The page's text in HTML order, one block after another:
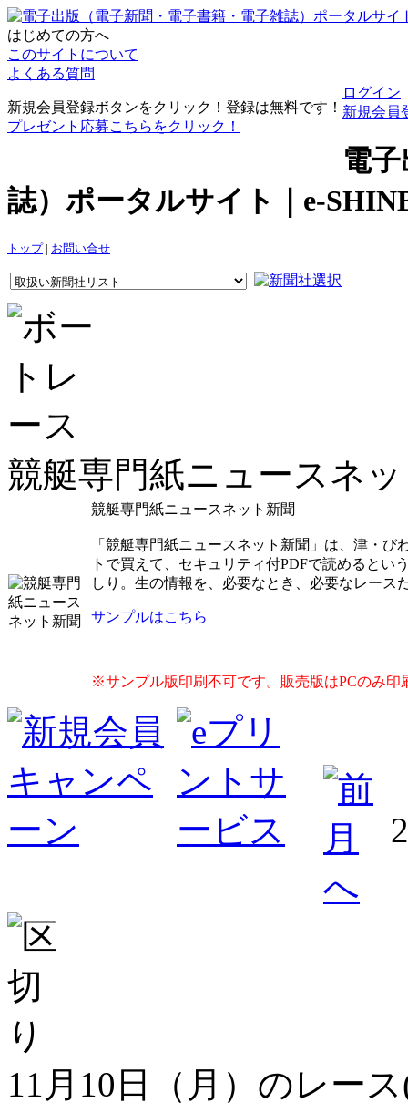
はじめての方へ
このサイトについて
よくある質問
新規会員登録ボタンをクリック！登録は無料です！
プレゼント応募こちらをクリック！
ログイン
新規会員
電
誌）ポータルサイト｜e-
トップ| お問い合せ
競艇専門紙ニュースネ
競艇専門紙ニュースネット新聞
「競艇専門紙ニュースネット新聞」は、津・
トで買えて、セキュリティ付PDFで読めると
しり。生の情報を、必要なとき、必要なレース
サンプルはこちら
※サンプル版印刷不可です。販売版はPCのみ印
11月10日（月）のレー